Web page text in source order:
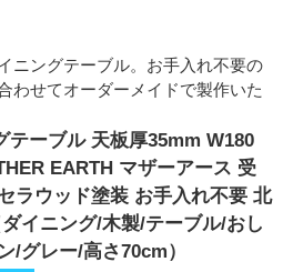
ニングテーブル。お手入れ不要の
わせてオーダーメイドで製作いた
テーブル 天板厚35mm W180
EARTH マザーアース 受
ラウッド塗装 お手入れ不要 北
イニング/木製/テーブル/おし
/グレー/高さ70cm）